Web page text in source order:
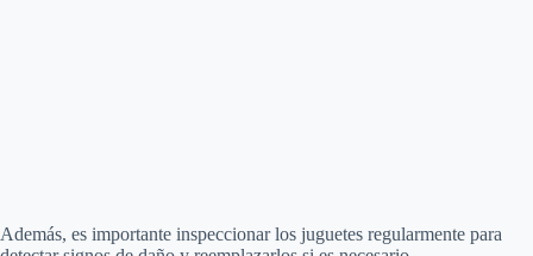
Además, es importante inspeccionar los juguetes regularmente para